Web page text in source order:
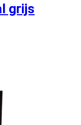
grijs